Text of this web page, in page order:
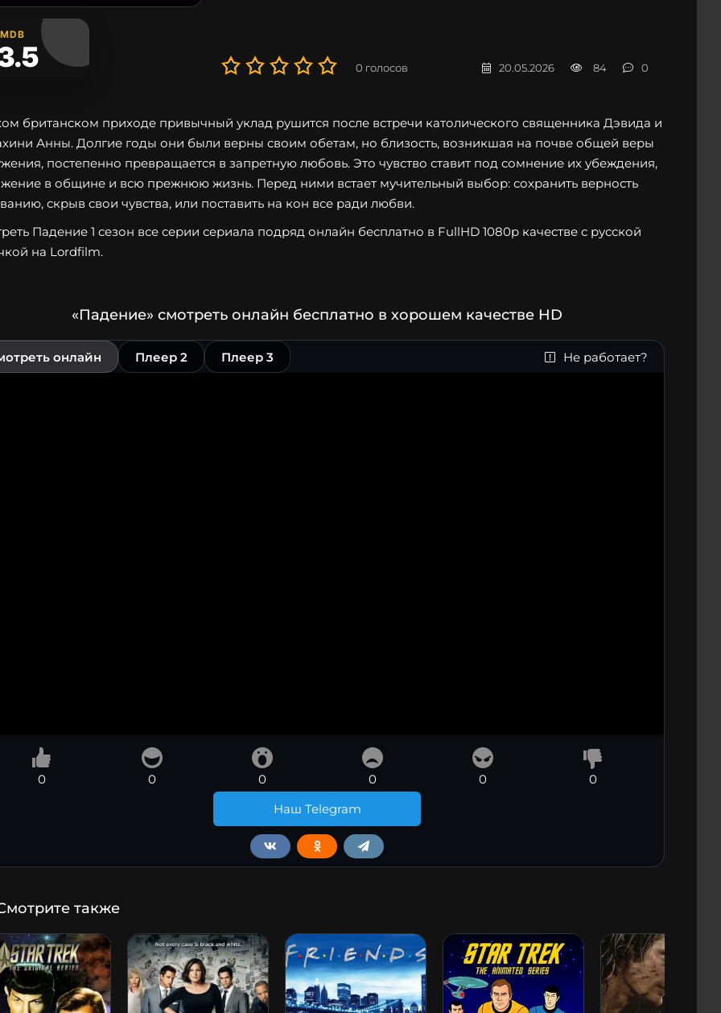
0 голосов 20.05.2026 84 0
британском приходе привычный уклад рушится после встречи католического священника Дэвида и
Анны. Долгие годы они были верны своим обетам, но близость, возникшая на почве общей веры
постепенно превращается в запретную любовь. Это чувство ставит под сомнение их убеждения,
в общине и всю прежнюю жизнь. Перед ними встает мучительный выбор: сохранить верность
скрыв свои чувства, или поставить на кон все ради любви.
Падение 1 сезон все серии сериала подряд онлайн бесплатно в FullHD 1080p качестве с русской
на Lordfilm.
«Падение» смотреть онлайн бесплатно в хорошем качестве HD
онлайн Плеер 2 Плеер 3 Не работает?
0 0 0 0 0
0
Наш Telegram
также